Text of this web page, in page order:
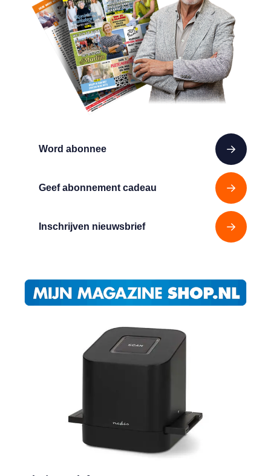
Word abonnee
Geef abonnement cadeau
Inschrijven nieuwsbrief